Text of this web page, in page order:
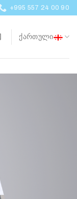
+995 557 24 00 90
ᲥᲐᲠᲗᲣᲚᲘ